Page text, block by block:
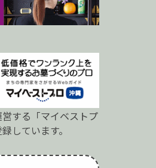
する「マイベストプ
しています。